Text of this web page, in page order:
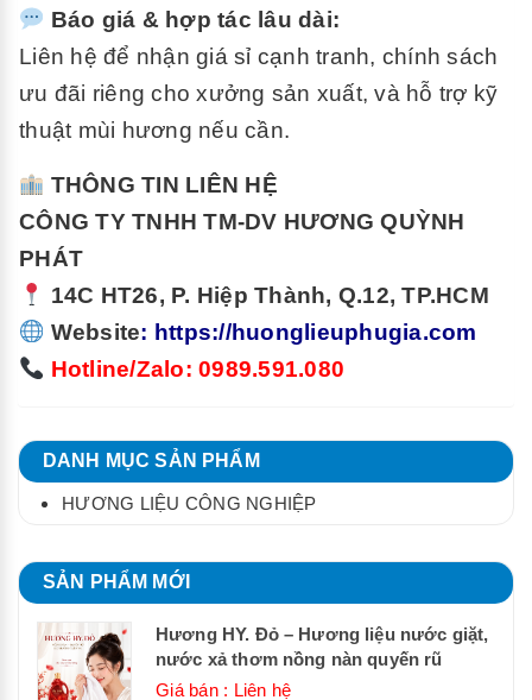
Báo giá & hợp tác lâu dài:
Liên hệ để nhận giá sỉ cạnh tranh, chính sách
ưu đãi riêng cho xưởng sản xuất, và hỗ trợ kỹ
thuật mùi hương nếu cần.
THÔNG TIN LIÊN HỆ
CÔNG TY TNHH TM-DV HƯƠNG QUỲNH
PHÁT
14C HT26, P. Hiệp Thành, Q.12, TP.HCM
Website: https://huonglieuphugia.com
Hotline/Zalo: 0989.591.080
DANH MỤC SẢN PHẨM
HƯƠNG LIỆU CÔNG NGHIỆP
SẢN PHẨM MỚI
Hương HY. Đỏ – Hương liệu nước giặt,
nước xả thơm nồng nàn quyến rũ
Giá bán : Liên hệ